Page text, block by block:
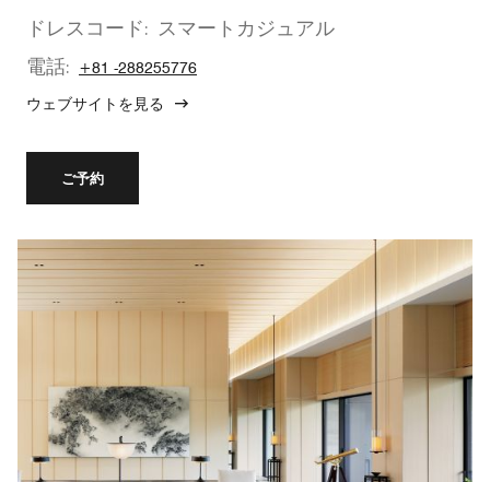
ドレスコード: スマートカジュアル
電話:
+81 -288255776
ウェブサイトを見る
ご予約